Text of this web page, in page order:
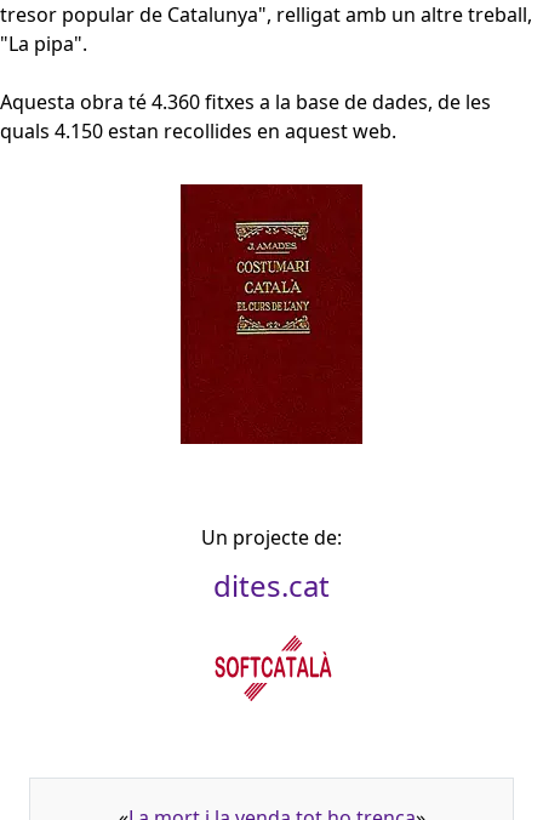
tresor popular de Catalunya", relligat amb un altre treball,
"La pipa".
Aquesta obra té 4.360 fitxes a la base de dades, de les
quals 4.150 estan recollides en aquest web.
Un projecte de:
dites.cat